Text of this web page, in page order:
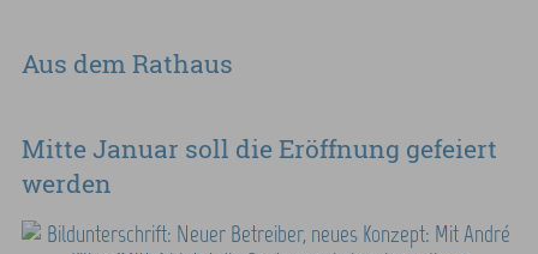
Aus dem Rathaus
Mitte Januar soll die Eröffnung gefeiert
werden